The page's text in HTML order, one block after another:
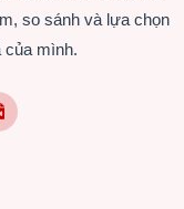
so sánh và lựa chọn
của mình.
TikTok